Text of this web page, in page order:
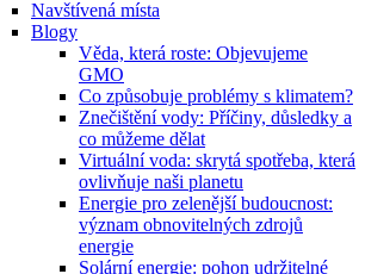
Navštívená místa
Blogy
Věda, která roste: Objevujeme
GMO
Co způsobuje problémy s klimatem?
Znečištění vody: Příčiny, důsledky a
co můžeme dělat
Virtuální voda: skrytá spotřeba, která
ovlivňuje naši planetu
Energie pro zelenější budoucnost:
význam obnovitelných zdrojů
energie
Solární energie: pohon udržitelné